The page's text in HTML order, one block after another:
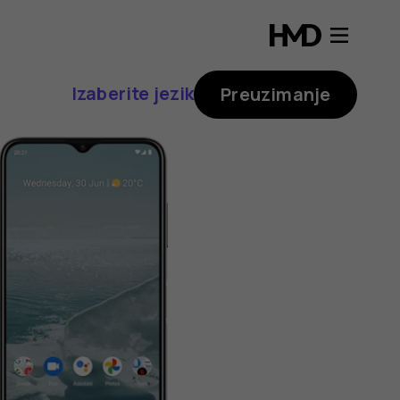
Izaberite jezik Preuzimanje